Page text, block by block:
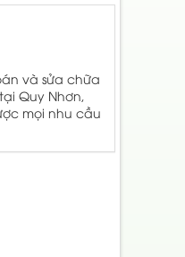
và sửa chữa
Quy Nhơn,
mọi nhu cầu